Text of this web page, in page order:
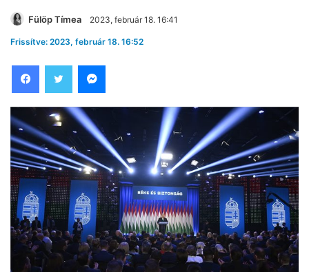
Fülöp Tímea 2023, február 18. 16:41
Frissítve: 2023, február 18. 16:52